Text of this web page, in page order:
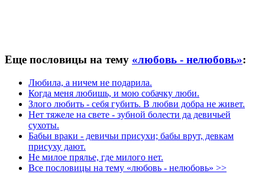
Еще пословицы на тему «любовь - нелюбовь»:
Любила, а ничем не подарила.
Когда меня любишь, и мою собачку люби.
Злого любить - себя губить. В любви добра не живет.
Нет тяжеле на свете - зубной болести да девичьей
сухоты.
Бабьи враки - девичьи присухи; бабы врут, девкам
присуху дают.
Не милое прялье, где милого нет.
Все пословицы на тему «любовь - нелюбовь» >>